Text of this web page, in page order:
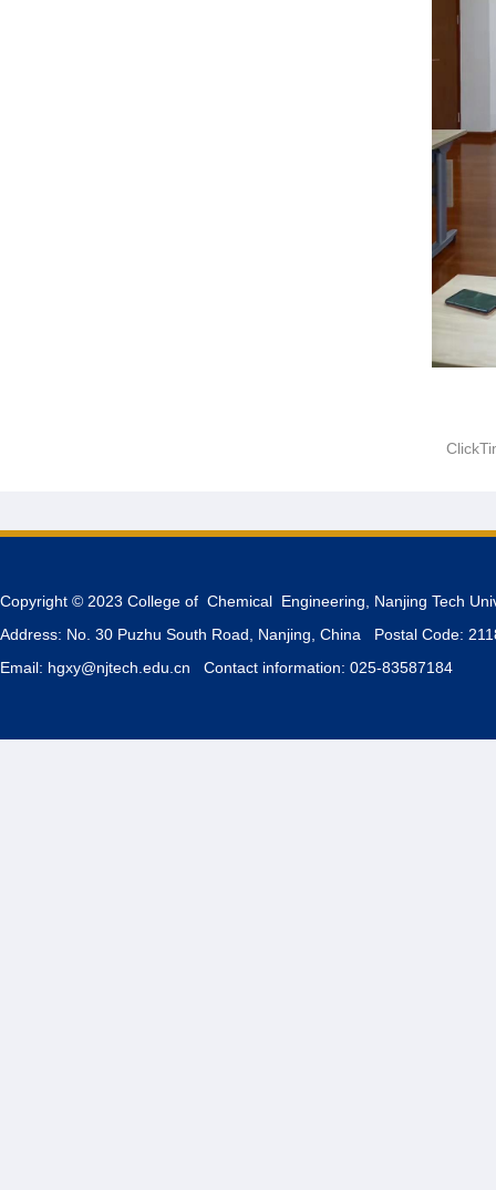
Copyright © 2023 College of Chemical Engineering, Nanjing Tech
Address: No. 30 Puzhu South Road, Nanjing, China Postal Code:
Email: hgxy@njtech.edu.cn Contact information: 025-83587184